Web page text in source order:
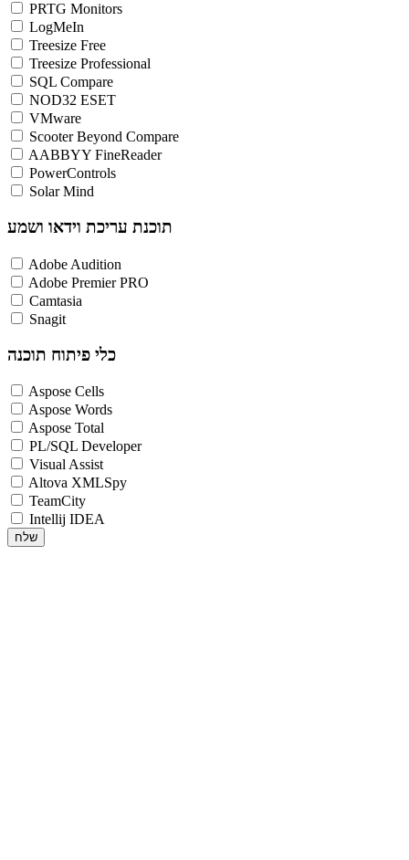
PRTG Monitors
LogMeIn
Treesize Free
Treesize Professional
SQL Compare
NOD32 ESET
VMware
Scooter Beyond Compare
AABBYY FineReader
PowerControls
Solar Mind
תוכנת עריכת וידאו ושמע
Adobe Audition
Adobe Premier PRO
Camtasia
Snagit
כלי פיתוח תוכנה
Aspose Cells
Aspose Words
Aspose Total
PL/SQL Developer
Visual Assist
Altova XMLSpy
TeamCity
Intellij IDEA